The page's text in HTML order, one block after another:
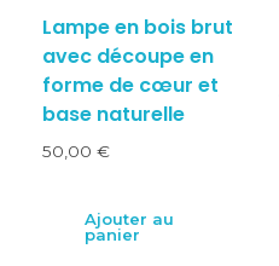
Lampe en bois brut
avec découpe en
forme de cœur et
base naturelle
50,00 €
Ajouter au
panier